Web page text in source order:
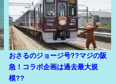
おさるのジョージ号??マジの阪
急！コラボ企画は過去最大規
模??